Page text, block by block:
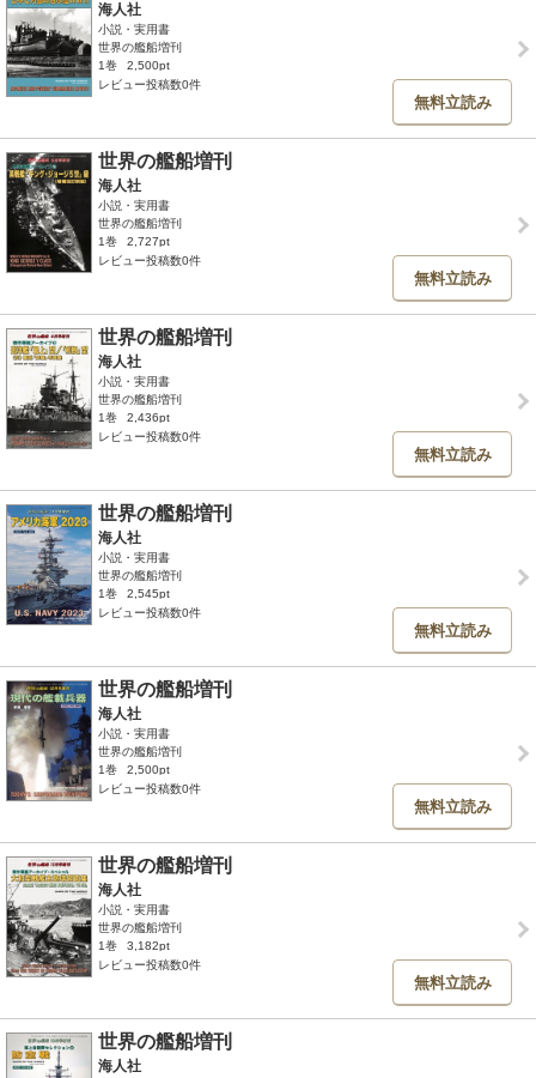
海人社
小説・実用書
世界の艦船増刊
1巻
2,500pt
レビュー投稿数0件
無料立読み
世界の艦船増刊
海人社
小説・実用書
世界の艦船増刊
1巻
2,727pt
レビュー投稿数0件
無料立読み
世界の艦船増刊
海人社
小説・実用書
世界の艦船増刊
1巻
2,436pt
レビュー投稿数0件
無料立読み
世界の艦船増刊
海人社
小説・実用書
世界の艦船増刊
1巻
2,545pt
レビュー投稿数0件
無料立読み
世界の艦船増刊
海人社
小説・実用書
世界の艦船増刊
1巻
2,500pt
レビュー投稿数0件
無料立読み
世界の艦船増刊
海人社
小説・実用書
世界の艦船増刊
1巻
3,182pt
レビュー投稿数0件
無料立読み
世界の艦船増刊
海人社